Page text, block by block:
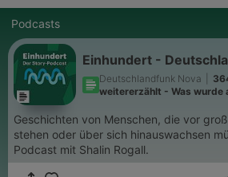
Podcasts
Einhundert -
Deutschlandfunk Nova
weitererzählt - Was wurde
Geschichten von Menschen, die vor
stehen oder über sich hinauswachsen
Podcast mit Shalin Rogall.